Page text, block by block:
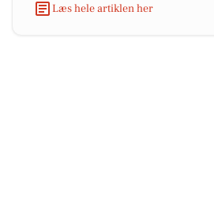
Læs hele artiklen her